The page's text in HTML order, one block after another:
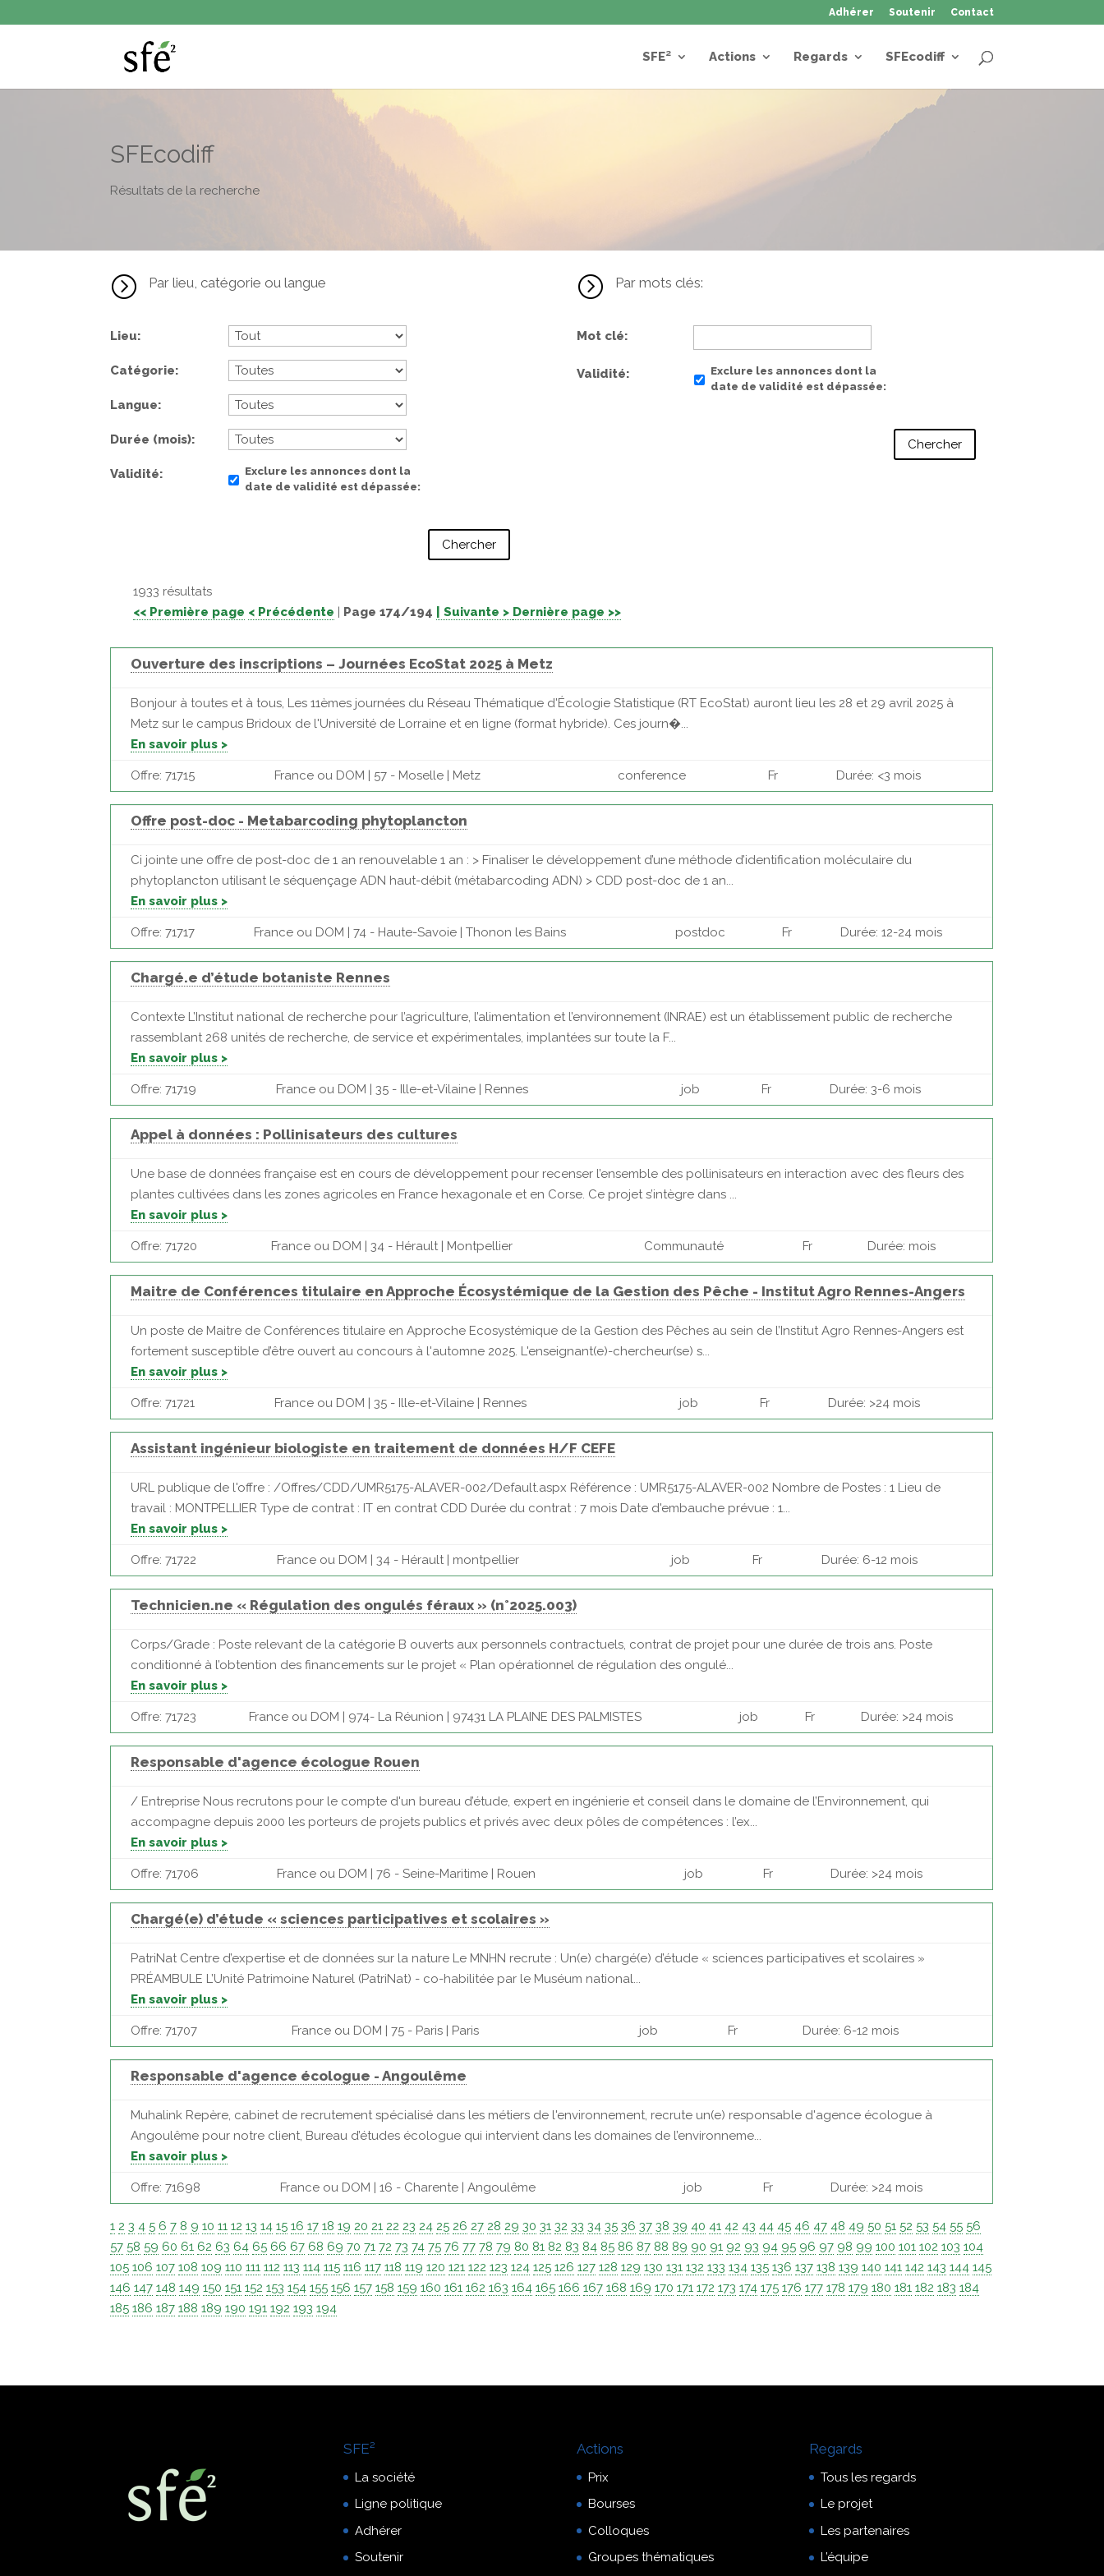
Adhérer Soutenir Contact
SFE² Actions Regards SFEcodiff
SFEcodiff
Résultats de la recherche
= Par lieu, catégorie ou langue
Lieu
Catégorie
Langue
Durée (mois)
Validité
Exclure les annonces dont la
date de validité est dépassée
= Par mots clés:
Mot clé
Validité
Exclure les annonces dont la
date de validité est dépassée
1933 résultats
<< Première page < Précédente Page 174/194 | Suivante > Dernière page >>
Ouverture des inscriptions – Journées EcoStat 2025 à Metz
Bonjour à toutes et à tous, Les 11èmes journées du Réseau Thématique d'Écologie Statistique (RT EcoStat) auront lieu les 28 et 29 avril 2025 à
Metz sur le campus Bridoux de l'Université de Lorraine et en ligne (format hybride). Ces journ�...
En savoir plus >
Offre: 71715 France ou DOM | 57 - Moselle | Metz conference Fr Durée: <3 mois
Offre post-doc - Metabarcoding phytoplancton
Ci jointe une offre de post-doc de 1 an renouvelable 1 an : > Finaliser le développement d’une méthode d’identification moléculaire du
phytoplancton utilisant le séquençage ADN haut-débit (métabarcoding ADN) > CDD post-doc de 1 an...
En savoir plus >
Offre: 71717 France ou DOM | 74 - Haute-Savoie | Thonon les Bains postdoc Fr Durée: 12-24 mois
Chargé.e d’étude botaniste Rennes
Contexte L’Institut national de recherche pour l’agriculture, l’alimentation et l’environnement (INRAE) est un établissement public de recherche
rassemblant 268 unités de recherche, de service et expérimentales, implantées sur toute la F...
En savoir plus >
Offre: 71719 France ou DOM | 35 - Ille-et-Vilaine | Rennes job Fr Durée: 3-6 mois
Appel à données : Pollinisateurs des cultures
Une base de données française est en cours de développement pour recenser l’ensemble des pollinisateurs en interaction avec des fleurs des
plantes cultivées dans les zones agricoles en France hexagonale et en Corse. Ce projet s’intègre dans ...
En savoir plus >
Offre: 71720 France ou DOM | 34 - Hérault | Montpellier Communauté Fr Durée: mois
Maitre de Conférences titulaire en Approche Écosystémique de la Gestion des Pêche - Institut Agro Rennes-Angers
Un poste de Maitre de Conférences titulaire en Approche Ecosystémique de la Gestion des Pêches au sein de l’Institut Agro Rennes-Angers est
fortement susceptible d’être ouvert au concours à l'automne 2025. L'enseignant(e)-chercheur(se) s...
En savoir plus >
Offre: 71721 France ou DOM | 35 - Ille-et-Vilaine | Rennes job Fr Durée: >24 mois
Assistant ingénieur biologiste en traitement de données H/F CEFE
URL publique de l'offre : /Offres/CDD/UMR5175-ALAVER-002/Default.aspx Référence : UMR5175-ALAVER-002 Nombre de Postes : 1 Lieu de
travail : MONTPELLIER Type de contrat : IT en contrat CDD Durée du contrat : 7 mois Date d'embauche prévue : 1...
En savoir plus >
Offre: 71722 France ou DOM | 34 - Hérault | montpellier job Fr Durée: 6-12 mois
Technicien.ne « Régulation des ongulés féraux » (n°2025.003)
Corps/Grade : Poste relevant de la catégorie B ouverts aux personnels contractuels, contrat de projet pour une durée de trois ans. Poste
conditionné à l’obtention des financements sur le projet « Plan opérationnel de régulation des ongulé...
En savoir plus >
Offre: 71723 France ou DOM | 974- La Réunion | 97431 LA PLAINE DES PALMISTES job Fr Durée: >24 mois
Responsable d'agence écologue Rouen
/ Entreprise Nous recrutons pour le compte d'un bureau d’étude, expert en ingénierie et conseil dans le domaine de l’Environnement, qui
accompagne depuis 2000 les porteurs de projets publics et privés avec deux pôles de compétences : l’ex...
En savoir plus >
Offre: 71706 France ou DOM | 76 - Seine-Maritime | Rouen job Fr Durée: >24 mois
Chargé(e) d’étude « sciences participatives et scolaires »
PatriNat Centre d’expertise et de données sur la nature Le MNHN recrute : Un(e) chargé(e) d’étude « sciences participatives et scolaires »
PRÉAMBULE L’Unité Patrimoine Naturel (PatriNat) - co-habilitée par le Muséum national...
En savoir plus >
Offre: 71707 France ou DOM | 75 - Paris | Paris job Fr Durée: 6-12 mois
Responsable d'agence écologue - Angoulême
Muhalink Repère, cabinet de recrutement spécialisé dans les métiers de l'environnement, recrute un(e) responsable d'agence écologue à
Angoulême pour notre client, Bureau d’études écologue qui intervient dans les domaines de l’environneme...
En savoir plus >
Offre: 71698 France ou DOM | 16 - Charente | Angoulême job Fr Durée: >24 mois
1 2 3 4 5 6 7 8 9 10 11 12 13 14 15 16 17 18 19 20 21 22 23 24 25 26 27 28 29 30 31 32 33 34 35 36 37 38 39 40 41 42 43 44 45 46 47 48 49 50 51 52 53 54 55 56
57 58 59 60 61 62 63 64 65 66 67 68 69 70 71 72 73 74 75 76 77 78 79 80 81 82 83 84 85 86 87 88 89 90 91 92 93 94 95 96 97 98 99 100 101 102 103 104
105 106 107 108 109 110 111 112 113 114 115 116 117 118 119 120 121 122 123 124 125 126 127 128 129 130 131 132 133 134 135 136 137 138 139 140 141 142 143 144 145
146 147 148 149 150 151 152 153 154 155 156 157 158 159 160 161 162 163 164 165 166 167 168 169 170 171 172 173 174 175 176 177 178 179 180 181 182 183 184
185 186 187 188 189 190 191 192 193 194
SFE²
La société
Ligne politique
Adhérer
Soutenir
Actions
Prix
Bourses
Colloques
Groupes thématiques
Regards
Tous les regards
Le projet
Les partenaires
L’équipe